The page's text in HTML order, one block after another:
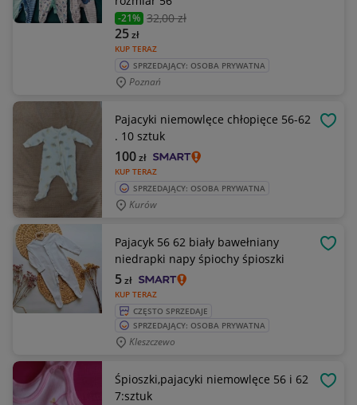
-21% 32,00 zł
KUP TERAZ
25zł
SPRZEDAJĄCY: OSOBA PRYWATNA
Poznań
Pajacyki niemowlęce chłopięce 56-62
. 10 sztuk
KUP TERAZ
100zł
SPRZEDAJĄCY: OSOBA PRYWATNA
Kurów
Pajacyk 56 62 biały bawełniany
niedrapki napy śpiochy śpioszki
KUP TERAZ
5zł
CZĘSTO SPRZEDAJE
SPRZEDAJĄCY: OSOBA PRYWATNA
Kleszczewo
Śpioszki,pajacyki niemowlęce 56 i 62
7:sztuk